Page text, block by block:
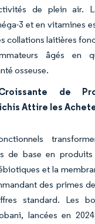
de plein air.
3 et en vitamines
collations laitières
âgés en
osseuse.
de
Attire les
de base en
et la
des primes
standard. Les
lancées en